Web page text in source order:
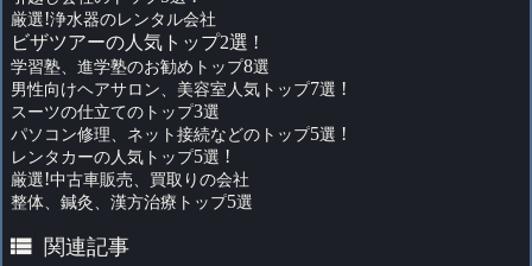
厳選!浄水器のレンタル会社
ビザツアーの人気トップ2選 !
学習塾、進学塾のお勧めトップ8選
男性向けヘアサロン、美容室人気トップ7選 !
スーツの仕立てのトップ3選
パソコン修理、ネット接続などのトップ5選 !
レンタカーの人気トップ5選 !
厳選!中古車販売、買取りの会社
整体、鍼灸、漢方治療トップ5選
 関連記事